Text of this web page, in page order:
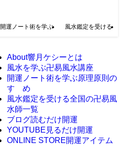
開運ノート術を学ぶ 風水鑑定を受ける
About響月ケシーとは
風水を学ぶ卍易風水講座
開運ノート術を学ぶ原理原則の
すゝめ
風水鑑定を受ける全国の卍易風
水師一覧
ブログ読むだけ開運
YOUTUBE 見るだけ開運
ONLINE STORE開運アイテム